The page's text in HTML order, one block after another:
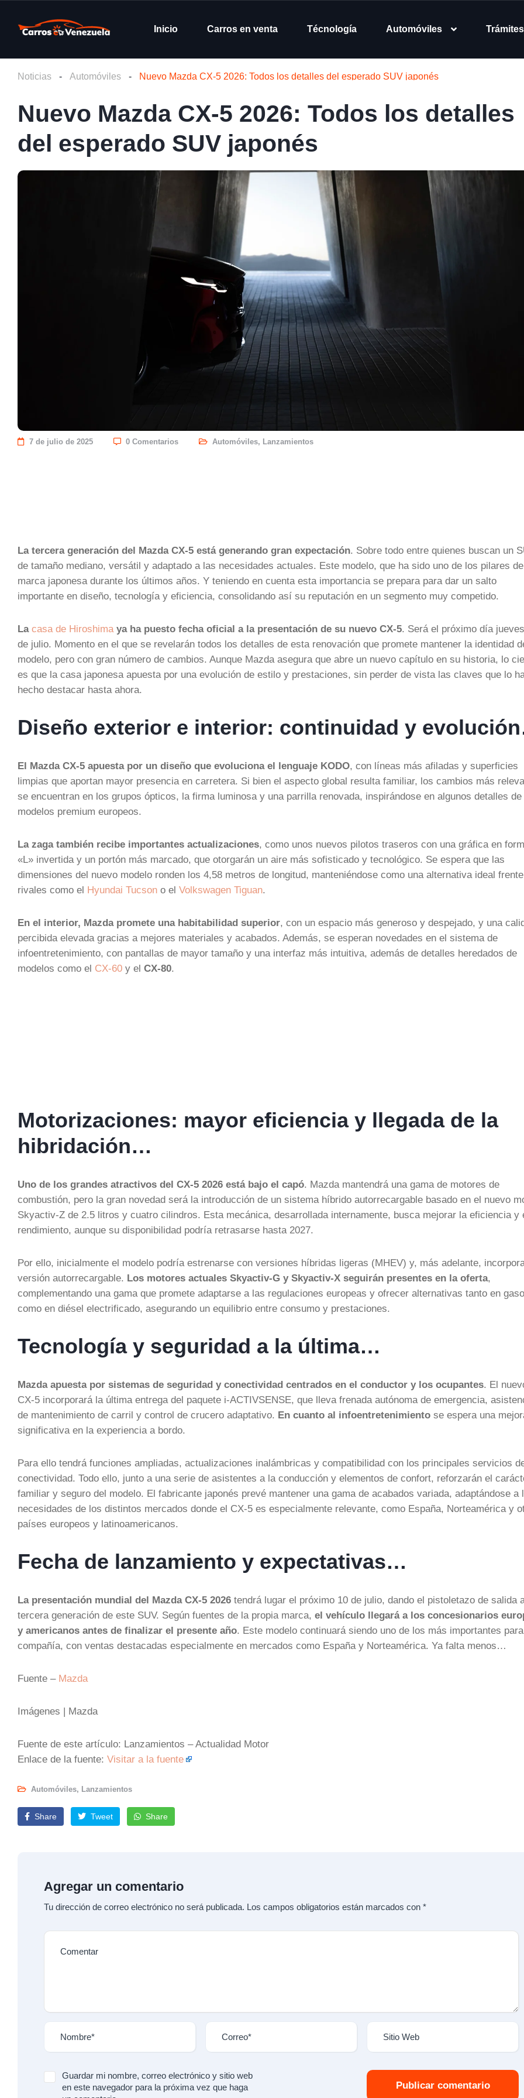
Inicio Carros en venta Técnología Automóviles
Noticias - Automóviles - Nuevo Mazda CX-5 2026: Todos los detalles del esperado SUV japonés
Nuevo Mazda CX-5 2026: Todos los detalles
del esperado SUV japonés
7 de julio de 2025 0 Comentarios Automóviles, Lanzamientos
La tercera generación del Mazda CX-5 está generando gran expectación. Sobre todo entre quienes buscan un
de tamaño mediano, versátil y adaptado a las necesidades actuales. Este modelo, que ha sido uno de los pilares
marca japonesa durante los últimos años. Y teniendo en cuenta esta importancia se prepara para dar un salto
importante en diseño, tecnología y eficiencia, consolidando así su reputación en un segmento muy competido.
La casa de Hiroshima ya ha puesto fecha oficial a la presentación de su nuevo CX-5. Será el próximo día
de julio. Momento en el que se revelarán todos los detalles de esta renovación que promete mantener la identidad
modelo, pero con gran número de cambios. Aunque Mazda asegura que abre un nuevo capítulo en su historia, lo
es que la casa japonesa apuesta por una evolución de estilo y prestaciones, sin perder de vista las claves que lo
hecho destacar hasta ahora.
Diseño exterior e interior: continuidad y
El Mazda CX-5 apuesta por un diseño que evoluciona el lenguaje KODO, con líneas más afiladas y superficies
limpias que aportan mayor presencia en carretera. Si bien el aspecto global resulta familiar, los cambios más
se encuentran en los grupos ópticos, la firma luminosa y una parrilla renovada, inspirándose en algunos detalles de
modelos premium europeos.
La zaga también recibe importantes actualizaciones, como unos nuevos pilotos traseros con una gráfica en
«L» invertida y un portón más marcado, que otorgarán un aire más sofisticado y tecnológico. Se espera que las
dimensiones del nuevo modelo ronden los 4,58 metros de longitud, manteniéndose como una alternativa ideal
rivales como el Hyundai Tucson o el Volkswagen Tiguan.
En el interior, Mazda promete una habitabilidad superior, con un espacio más generoso y despejado, y una
percibida elevada gracias a mejores materiales y acabados. Además, se esperan novedades en el sistema de
infoentretenimiento, con pantallas de mayor tamaño y una interfaz más intuitiva, además de detalles heredados de
modelos como el CX-60 y el CX-80.
Motorizaciones: mayor eficiencia y llegada de la
hibridación…
Uno de los grandes atractivos del CX-5 2026 está bajo el capó. Mazda mantendrá una gama de motores de
combustión, pero la gran novedad será la introducción de un sistema híbrido autorrecargable basado en el nuevo
Skyactiv-Z de 2.5 litros y cuatro cilindros. Esta mecánica, desarrollada internamente, busca mejorar la eficiencia y
rendimiento, aunque su disponibilidad podría retrasarse hasta 2027.
Por ello, inicialmente el modelo podría estrenarse con versiones híbridas ligeras (MHEV) y, más adelante,
versión autorrecargable. Los motores actuales Skyactiv-G y Skyactiv-X seguirán presentes en la oferta,
complementando una gama que promete adaptarse a las regulaciones europeas y ofrecer alternativas tanto en
como en diésel electrificado, asegurando un equilibrio entre consumo y prestaciones.
Tecnología y seguridad a la última…
Mazda apuesta por sistemas de seguridad y conectividad centrados en el conductor y los ocupantes. El
CX-5 incorporará la última entrega del paquete i-ACTIVSENSE, que lleva frenada autónoma de emergencia,
de mantenimiento de carril y control de crucero adaptativo. En cuanto al infoentretenimiento se espera una
significativa en la experiencia a bordo.
Para ello tendrá funciones ampliadas, actualizaciones inalámbricas y compatibilidad con los principales servicios
conectividad. Todo ello, junto a una serie de asistentes a la conducción y elementos de confort, reforzarán el
familiar y seguro del modelo. El fabricante japonés prevé mantener una gama de acabados variada, adaptándose a
necesidades de los distintos mercados donde el CX-5 es especialmente relevante, como España, Norteamérica y
países europeos y latinoamericanos.
Fecha de lanzamiento y expectativas…
La presentación mundial del Mazda CX-5 2026 tendrá lugar el próximo 10 de julio, dando el pistoletazo de salida
tercera generación de este SUV. Según fuentes de la propia marca, el vehículo llegará a los concesionarios
y americanos antes de finalizar el presente año. Este modelo continuará siendo uno de los más importantes
compañía, con ventas destacadas especialmente en mercados como España y Norteamérica. Ya falta menos…
Fuente – Mazda
Imágenes | Mazda
Fuente de este artículo: Lanzamientos – Actualidad Motor
Enlace de la fuente: Visitar a la fuente
Automóviles, Lanzamientos
Share Tweet Share
Agregar un comentario
Tu dirección de correo electrónico no será publicada. Los campos obligatorios están marcados con *
Guardar mi nombre, correo electrónico y sitio web
en este navegador para la próxima vez que haga
Publicar comentario